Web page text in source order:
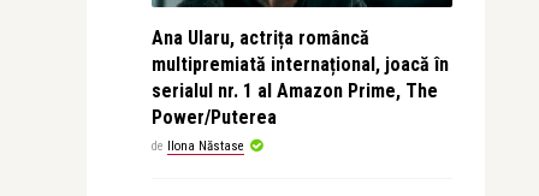
Ana Ularu, actrița româncă
multipremiată internațional, joacă în
serialul nr. 1 al Amazon Prime, The
Power/Puterea
de Ilona Năstase